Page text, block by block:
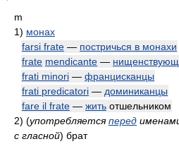
m
1) монах
farsi frate — постричься в монахи
frate mendicante —
frati minori — францисканцы
frati predicatori — доминиканцы
fare il frate — жить отшельником
2) (употребляетсяперед
с гласной) брат